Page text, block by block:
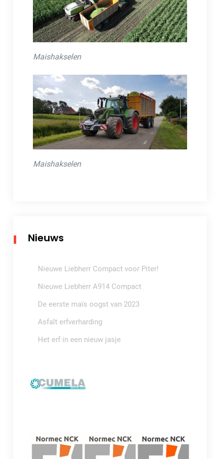
Maishakselen
Maishakselen
Nieuws
Nieuwe Liebherr Compact voor Piter!
Nieuwe Liebherr A914 Compact
De eerste maïs oogst van 2023
Asfalt erfverharding
Het erf in een nieuw jasje